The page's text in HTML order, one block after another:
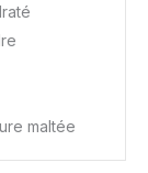
maltée